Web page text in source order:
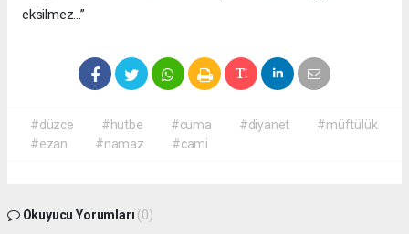
eksilmez...”
#düzce #hutbe #cuma #diyanet
#müftülük
#ezan
#namaz #cami
Okuyucu Yorumları (0)